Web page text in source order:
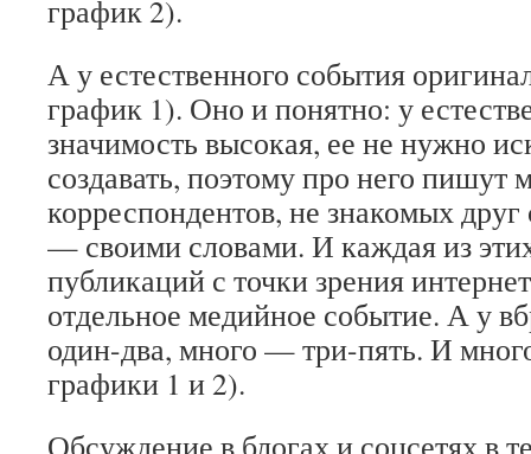
график 2).
А у естественного события
график 1). Оно и понятно: у
значимость высокая, ее не нужно
создавать, поэтому про него пишут
корреспондентов, не знакомых
— своими словами. И каждая из
публикаций с точки зрения
отдельное медийное событие. А у
один-два, много — три-пять. И
графики 1 и 2).
Обсуждение в блогах и соцсетях в